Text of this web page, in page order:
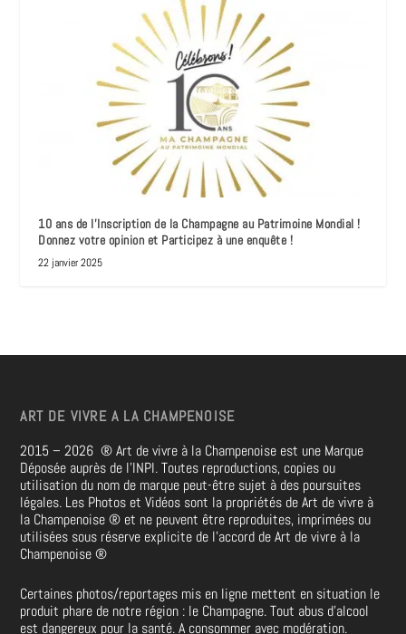
10 ans de l’Inscription de la Champagne au Patrimoine Mondial !
Donnez votre opinion et Participez à une enquête !
22 janvier 2025
ART DE VIVRE A LA CHAMPENOISE
2015 – 2026®Art de vivre à la Champenoise est une Marque
Déposée auprès de l’INPI. Toutes reproductions, copies ou
utilisation du nom de marque peut-être sujet à des poursuites
légales. Les Photos et Vidéos sont la propriétés de Art de vivre à
la Champenoise® et ne peuvent être reproduites, imprimées ou
utilisées sous réserve explicite de l’accord de Art de vivre à la
Champenoise®
Certaines photos/reportages mis en ligne mettent en situation le
produit phare de notre région : le Champagne. Tout abus d’alcool
est dangereux pour la santé. A consommer avec modération.